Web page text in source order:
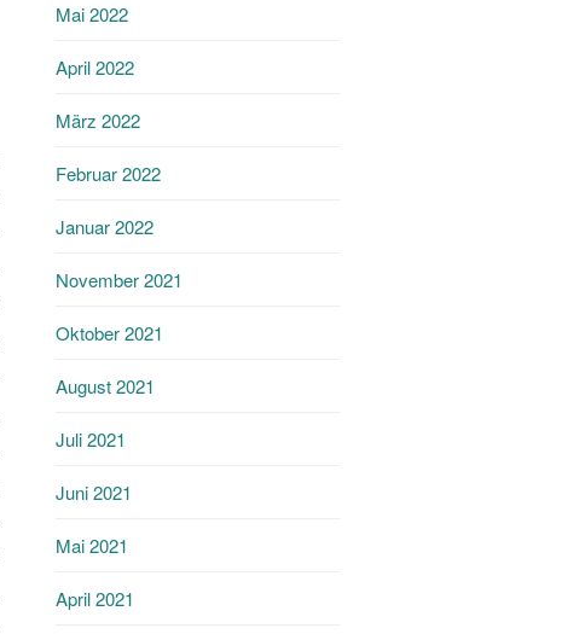
Mai 2022
April 2022
März 2022
Februar 2022
Januar 2022
November 2021
Oktober 2021
August 2021
Juli 2021
Juni 2021
Mai 2021
April 2021